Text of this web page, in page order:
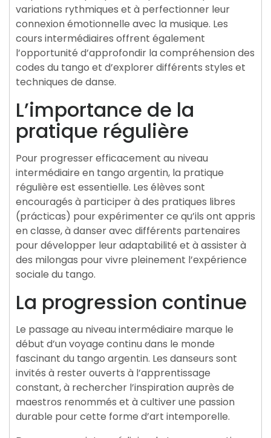
variations rythmiques et à perfectionner leur
connexion émotionnelle avec la musique. Les
cours intermédiaires offrent également
l’opportunité d’approfondir la compréhension des
codes du tango et d’explorer différents styles et
techniques de danse.
L’importance de la
pratique régulière
Pour progresser efficacement au niveau
intermédiaire en tango argentin, la pratique
régulière est essentielle. Les élèves sont
encouragés à participer à des pratiques libres
(prácticas) pour expérimenter ce qu’ils ont appris
en classe, à danser avec différents partenaires
pour développer leur adaptabilité et à assister à
des milongas pour vivre pleinement l’expérience
sociale du tango.
La progression continue
Le passage au niveau intermédiaire marque le
début d’un voyage continu dans le monde
fascinant du tango argentin. Les danseurs sont
invités à rester ouverts à l’apprentissage
constant, à rechercher l’inspiration auprès de
maestros renommés et à cultiver une passion
durable pour cette forme d’art intemporelle.